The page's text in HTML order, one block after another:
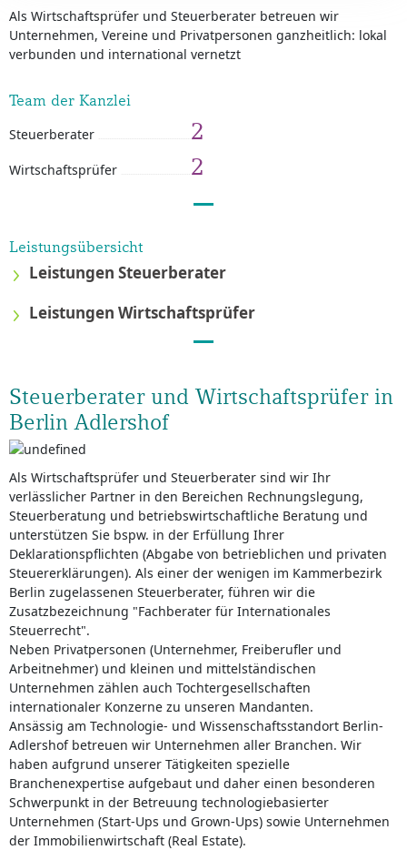
Als Wirtschaftsprüfer und Steuerberater betreuen wir
Unternehmen, Vereine und Privatpersonen ganzheitlich: lokal
verbunden und international vernetzt
Team der Kanzlei
Steuerberater 2
Wirtschaftsprüfer 2
Leistungsübersicht
Leistungen Steuerberater
Leistungen Wirtschaftsprüfer
Steuerberater und Wirtschaftsprüfer in
Berlin Adlershof
Als Wirtschaftsprüfer und Steuerberater sind wir Ihr
verlässlicher Partner in den Bereichen Rechnungslegung,
Steuerberatung und betriebswirtschaftliche Beratung und
unterstützen Sie bspw. in der Erfüllung Ihrer
Deklarationspflichten (Abgabe von betrieblichen und privaten
Steuererklärungen). Als einer der wenigen im Kammerbezirk
Berlin zugelassenen Steuerberater, führen wir die
Zusatzbezeichnung "Fachberater für Internationales
Steuerrecht".
Neben Privatpersonen (Unternehmer, Freiberufler und
Arbeitnehmer) und kleinen und mittelständischen
Unternehmen zählen auch Tochtergesellschaften
internationaler Konzerne zu unseren Mandanten.
Ansässig am Technologie- und Wissenschaftsstandort Berlin-
Adlershof betreuen wir Unternehmen aller Branchen. Wir
haben aufgrund unserer Tätigkeiten spezielle
Branchenexpertise aufgebaut und daher einen besonderen
Schwerpunkt in der Betreuung technologiebasierter
Unternehmen (Start-Ups und Grown-Ups) sowie Unternehmen
der Immobilienwirtschaft (Real Estate).